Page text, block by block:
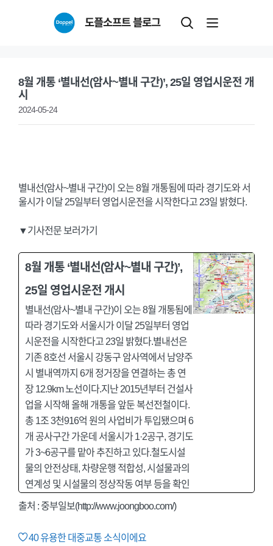
도플소프트 블로그
8월 개통 ‘별내선(암사~별내 구간)’, 25일 영업시운전 개
시
2024-05-24
별내선(암사~별내 구간)이 오는 8월 개통됨에 따라 경기도와 서
울시가 이달 25일부터 영업시운전을 시작한다고 23일 밝혔다.
▼기사전문 보러가기
8월 개통 ‘별내선(암사~별내 구간)’,
25일 영업시운전 개시
별내선(암사~별내 구간)이 오는 8월 개통됨에
따라 경기도와 서울시가 이달 25일부터 영업
시운전을 시작한다고 23일 밝혔다.별내선은
기존 8호선 서울시 강동구 암사역에서 남양주
시 별내역까지 6개 정거장을 연결하는 총 연
장 12.9km 노선이다.지난 2015년부터 건설사
업을 시작해 올해 개통을 앞둔 복선전철이다.
총 1조 3천916억 원의 사업비가 투입됐으며 6
개 공사구간 가운데 서울시가 1·2공구, 경기도
가 3~6공구를 맡아 추진하고 있다.철도시설
물의 안전상태, 차량운행 적합성, 시설물과의
연계성 및 시설물의 정상작동 여부 등을 확인
출처 : 중부일보(http://www.joongboo.com/)
40유용한 대중교통 소식이에요